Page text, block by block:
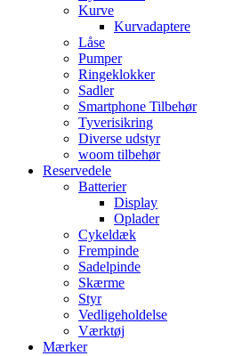
Kurve
Kurvadaptere
Låse
Pumper
Ringeklokker
Sadler
Smartphone Tilbehør
Tyverisikring
Diverse udstyr
woom tilbehør
Reservedele
Batterier
Display
Oplader
Cykeldæk
Frempinde
Sadelpinde
Skærme
Styr
Vedligeholdelse
Værktøj
Mærker